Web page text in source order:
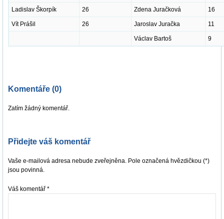
Ladislav Škorpík 26 Zdena Juračková 16
Vít Prášil 26 Jaroslav Juračka 11
Václav Bartoš 9
Komentáře (0)
Zatím žádný komentář.
Přidejte váš komentář
Vaše e-mailová adresa nebude zveřejněna. Pole označená hvězdičkou (*)
jsou povinná.
Váš komentář *